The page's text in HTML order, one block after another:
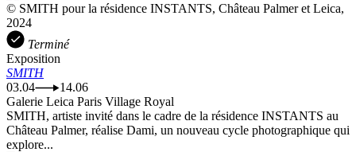
© SMITH pour la résidence INSTANTS, Château Palmer et Leica,
2024
Terminé
Exposition
SMITH
03.04
14.06
Galerie Leica Paris Village Royal
SMITH, artiste invité dans le cadre de la résidence INSTANTS au
Château Palmer, réalise Dami, un nouveau cycle photographique qui
explore...